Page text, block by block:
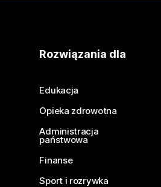
Rozwiązania dla
Edukacja
Opieka zdrowotna
Administracja
państwowa
Finanse
Sport i rozrywka